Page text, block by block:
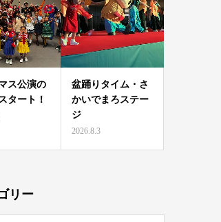
ス公演の
タート！
盆踊りタイム・さ
かいでまろステー
ジ
2026.8.3
リー